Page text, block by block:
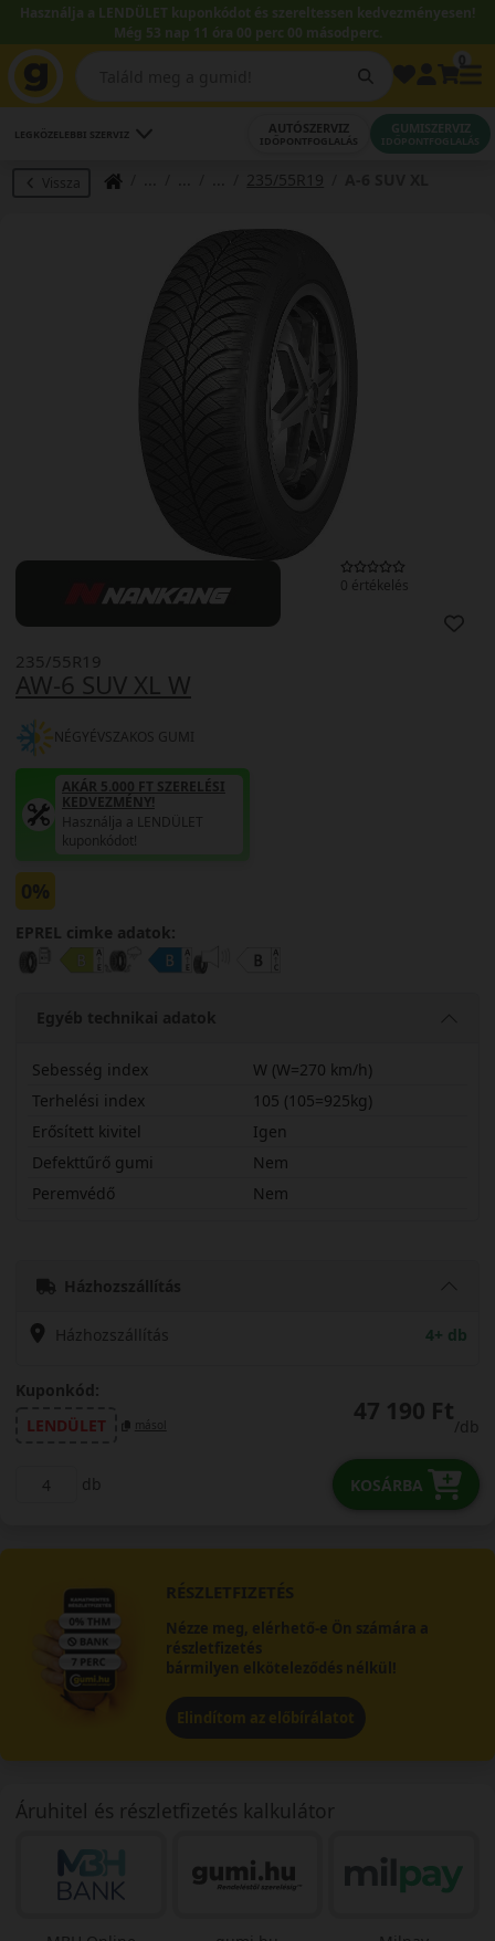
Használja a LENDÜLET kuponkódot és szereltessen kedvezményesen!
Még 53 nap 10 óra 59 perc 59 másodperc.
LEGKÖZELEBBI SZERVIZ AUTÓSZERVIZ
IDŐPONTFOGLALÁS
GUMISZERVIZ
IDŐPONTFOGLALÁS
Vissza 235/55R19
0 értékelés
AW-6 SUV XL W
235/55R19
NÉGYÉVSZAKOS GUMI
AKÁR 5.000 FT SZERELÉSI
KEDVEZMÉNY!
Használja a LENDÜLET
kuponkódot!
0%
EPREL cimke adatok:
Egyéb technikai adatok
Sebesség index
W (W=270 km/h)
Terhelési index
105 (105=925kg)
Erősített kivitel
Igen
Defekttűrő gumi
Nem
Peremvédő
Nem
Házhozszállítás
Házhozszállítás 4+ db
Kuponkód:
LENDÜLET
másol 47 190 Ft
/db
db KOSÁRBA
RÉSZLETFIZETÉS
Nézze meg, elérhető-e Ön számára a
részletfizetés
bármilyen elköteleződés nélkül!
Elindítom az előbírálatot
Áruhitel és részletfizetés kalkulátor